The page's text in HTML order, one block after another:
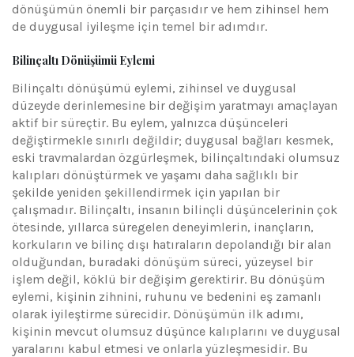
dönüşümün önemli bir parçasıdır ve hem zihinsel hem
de duygusal iyileşme için temel bir adımdır.
Bilinçaltı Dönüşümü Eylemi
Bilinçaltı dönüşümü eylemi, zihinsel ve duygusal
düzeyde derinlemesine bir değişim yaratmayı amaçlayan
aktif bir süreçtir. Bu eylem, yalnızca düşünceleri
değiştirmekle sınırlı değildir; duygusal bağları kesmek,
eski travmalardan özgürleşmek, bilinçaltındaki olumsuz
kalıpları dönüştürmek ve yaşamı daha sağlıklı bir
şekilde yeniden şekillendirmek için yapılan bir
çalışmadır. Bilinçaltı, insanın bilinçli düşüncelerinin çok
ötesinde, yıllarca süregelen deneyimlerin, inançların,
korkuların ve bilinç dışı hatıraların depolandığı bir alan
olduğundan, buradaki dönüşüm süreci, yüzeysel bir
işlem değil, köklü bir değişim gerektirir. Bu dönüşüm
eylemi, kişinin zihnini, ruhunu ve bedenini eş zamanlı
olarak iyileştirme sürecidir. Dönüşümün ilk adımı,
kişinin mevcut olumsuz düşünce kalıplarını ve duygusal
yaralarını kabul etmesi ve onlarla yüzleşmesidir. Bu